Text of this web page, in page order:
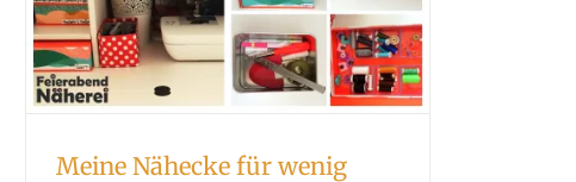
Meine Nähecke für wenig